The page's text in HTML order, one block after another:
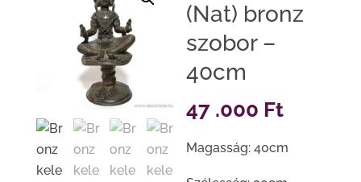
(Nat) bronz
szobor –
40cm
47 .000 Ft
Magasság: 40cm